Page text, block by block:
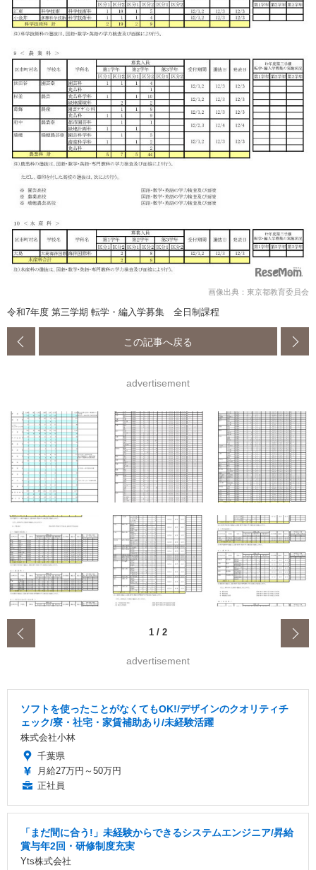
画像出典：東京都教育委員会
令和7年度 第三学期 転学・編入学募集 全日制課程
この記事へ戻る
advertisement
1 / 2
advertisement
ソフトを使ったことがなくてもOK!/デザインのクオリティチ
ェック/寮・社宅・家賃補助あり/未経験活躍
株式会社小林
千葉県
月給27万円～50万円
正社員
「まだ間に合う!」未経験からできるシステムエンジニア/昇給
賞与年2回・研修制度充実
Yts株式会社